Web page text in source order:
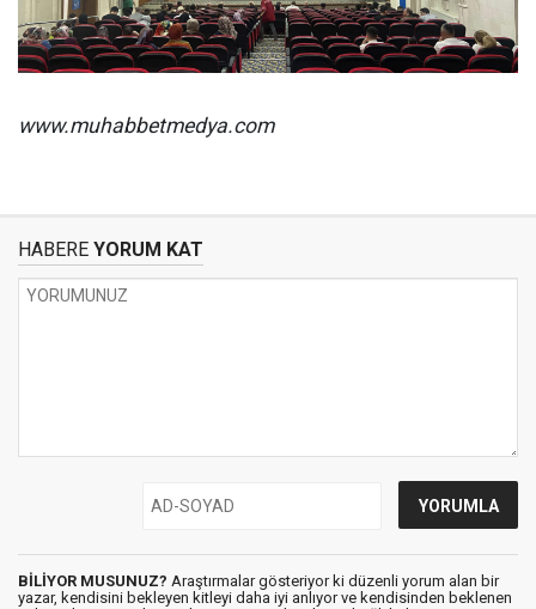
www.muhabbetmedya.com
HABERE YORUM KAT
BİLİYOR MUSUNUZ? Araştırmalar gösteriyor ki düzenli yorum alan bir
yazar, kendisini bekleyen kitleyi daha iyi anlıyor ve kendisinden beklenen